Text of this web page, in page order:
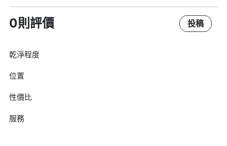
0則評價 投稿
乾淨程度
位置
性價比
服務